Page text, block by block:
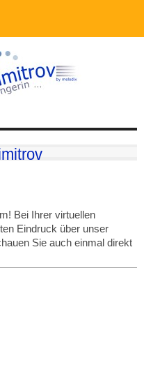
Bei Ihrer virtuellen
Eindruck über unser
Sie auch einmal direkt